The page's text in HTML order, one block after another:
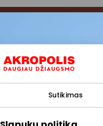
Sutikimas